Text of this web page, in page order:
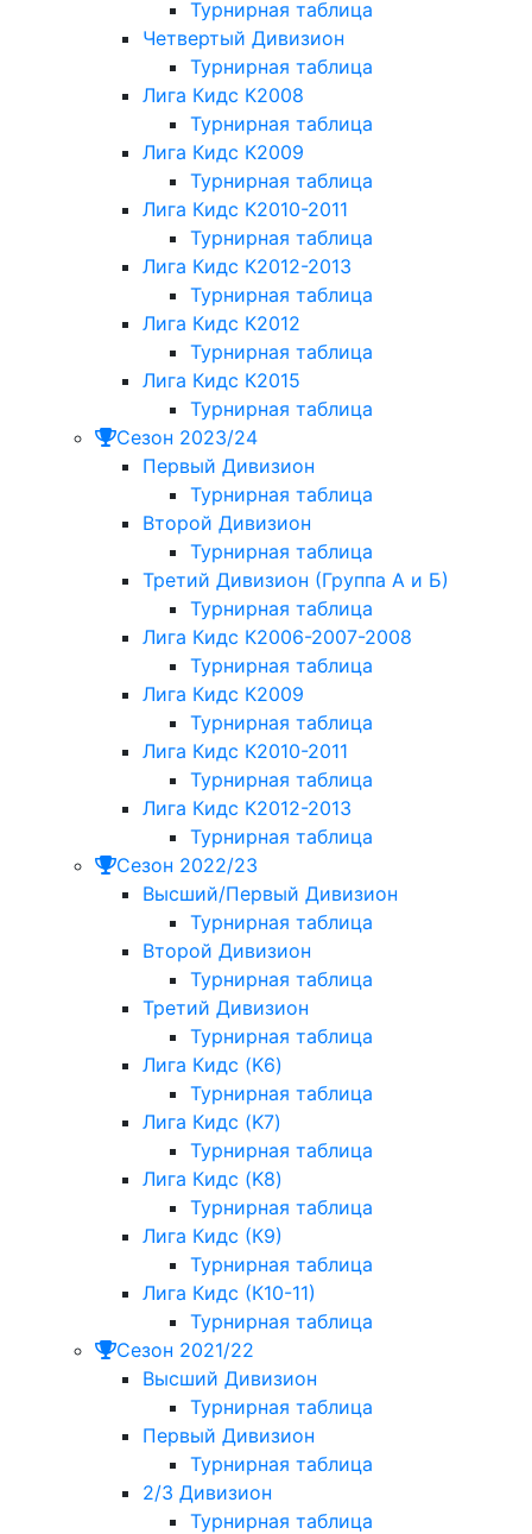
Турнирная таблица
Четвертый Дивизион
Турнирная таблица
Лига Кидс К2008
Турнирная таблица
Лига Кидс К2009
Турнирная таблица
Лига Кидс К2010-2011
Турнирная таблица
Лига Кидс К2012-2013
Турнирная таблица
Лига Кидс К2012
Турнирная таблица
Лига Кидс К2015
Турнирная таблица
Сезон 2023/24
Первый Дивизион
Турнирная таблица
Второй Дивизион
Турнирная таблица
Третий Дивизион (Группа А и Б)
Турнирная таблица
Лига Кидс К2006-2007-2008
Турнирная таблица
Лига Кидс К2009
Турнирная таблица
Лига Кидс К2010-2011
Турнирная таблица
Лига Кидс К2012-2013
Турнирная таблица
Сезон 2022/23
Высший/Первый Дивизион
Турнирная таблица
Второй Дивизион
Турнирная таблица
Третий Дивизион
Турнирная таблица
Лига Кидс (K6)
Турнирная таблица
Лига Кидс (K7)
Турнирная таблица
Лига Кидс (K8)
Турнирная таблица
Лига Кидс (К9)
Турнирная таблица
Лига Кидс (К10-11)
Турнирная таблица
Сезон 2021/22
Высший Дивизион
Турнирная таблица
Первый Дивизион
Турнирная таблица
2/3 Дивизион
Турнирная таблица